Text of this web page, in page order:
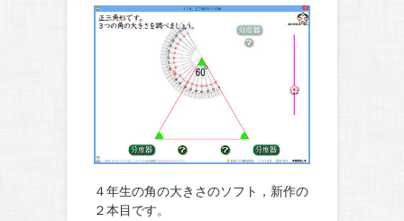
４年生の角の大きさのソフト，新作の
２本目です。